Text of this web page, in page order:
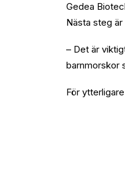
Gedea
Nästa steg
– Det är
barnmorskor
För